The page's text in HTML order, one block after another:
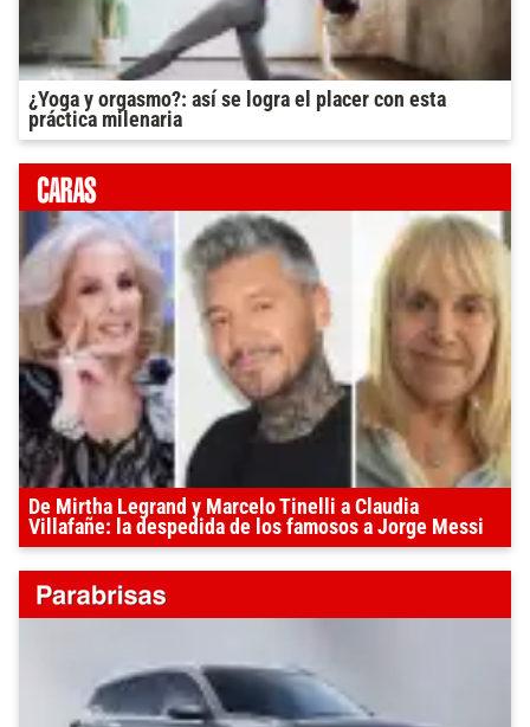
¿Yoga y orgasmo?: así se logra el placer con esta
práctica milenaria
De Mirtha Legrand y Marcelo Tinelli a Claudia
Villafañe: la despedida de los famosos a Jorge Messi